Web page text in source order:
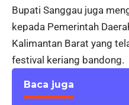
Bupati Sanggau juga
kepada Pemerintah
Kalimantan Barat yang
festival keriang bandong.
Baca juga